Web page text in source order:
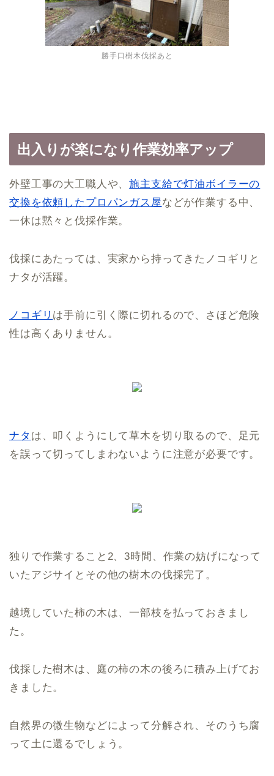
勝手口樹木伐採あと
出入りが楽になり作業効率アップ
外壁工事の大工職人や、施主支給で灯油ボイラーの
交換を依頼したプロパンガス屋などが作業する中、
一休は黙々と伐採作業。
伐採にあたっては、実家から持ってきたノコギリと
ナタが活躍。
ノコギリ は手前に引く際に切れるので、さほど危険
性は高くありません。
ナタ は、叩くようにして草木を切り取るので、足元
を誤って切ってしまわないように注意が必要です。
独りで作業すること2、3時間、作業の妨げになって
いたアジサイとその他の樹木の伐採完了。
越境していた柿の木は、一部枝を払っておきまし
た。
伐採した樹木は、庭の柿の木の後ろに積み上げてお
きました。
自然界の微生物などによって分解され、そのうち腐
って土に還るでしょう。